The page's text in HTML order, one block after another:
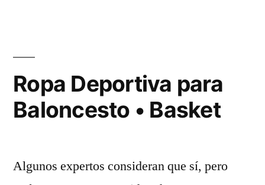
Ropa Deportiva para
Baloncesto • Basket
Algunos expertos consideran que sí, pero